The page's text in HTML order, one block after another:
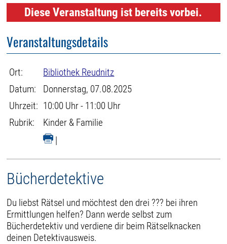
Diese Veranstaltung ist bereits vorbei.
Veranstaltungsdetails
Ort:
Bibliothek Reudnitz
Datum:
Donnerstag, 07.08.2025
Uhrzeit: 10:00 Uhr - 11:00 Uhr
Rubrik:
Kinder & Familie
|
Bücherdetektive
Du liebst Rätsel und möchtest den drei ??? bei ihren
Ermittlungen helfen? Dann werde selbst zum
Bücherdetektiv und verdiene dir beim Rätselknacken
deinen Detektivausweis.